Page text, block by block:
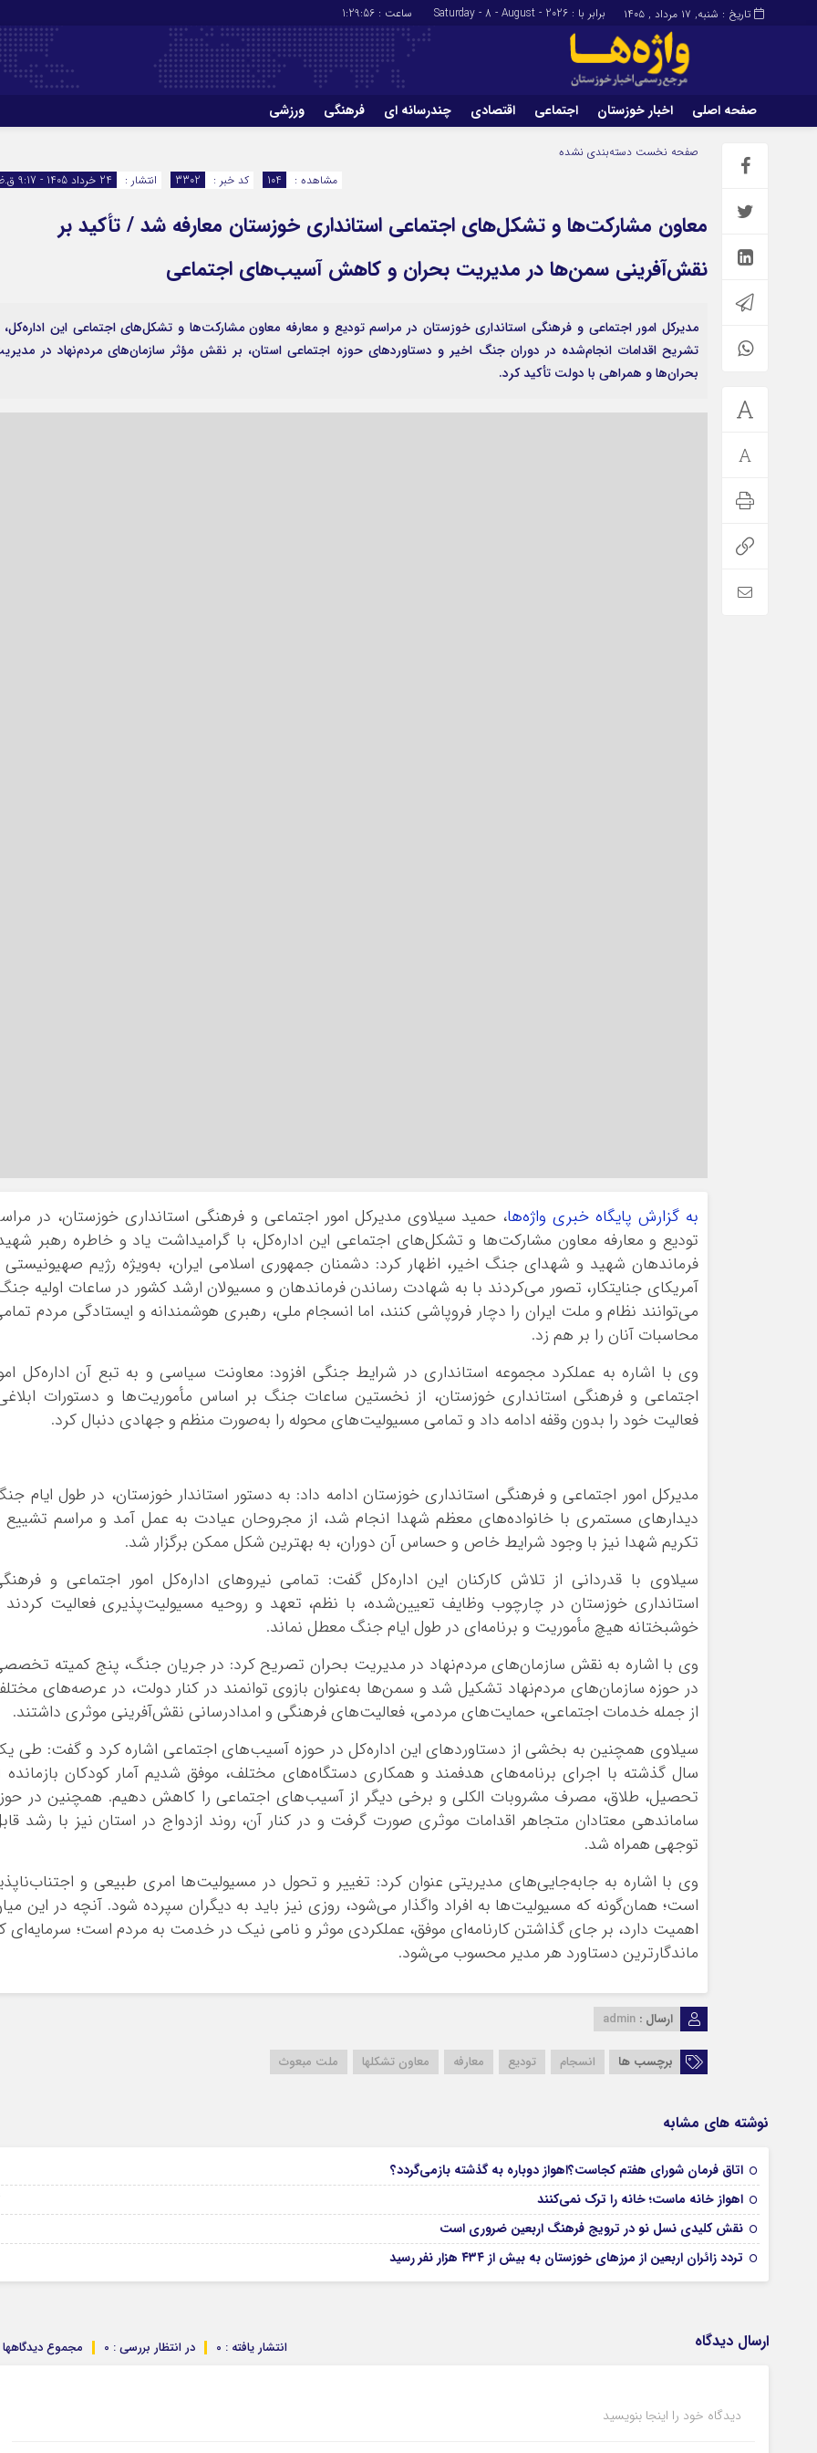
تاریخ : شنبه, ۱۷ مرداد , ۱۴۰۵ برابر با : Saturday - 8 - August - 2026 ساعت : 1:29:56
صفحه اصلی اخبار خوزستان اجتماعی اقتصادی چندرسانه ای فرهنگی ورزشی
برگه نمونهصفحه نخست دسته‌بندی نشده
انتشار :
24 خرداد 1405 - 9:17 ق.ظ کد خبر : 3302 مشاهده : 104
معاون مشارکت‌ها و تشکل‌های اجتماعی استانداری خوزستان معارفه شد / تأکید بر
نقش‌آفرینی سمن‌ها در مدیریت بحران و کاهش آسیب‌های اجتماعی
مدیرکل امور اجتماعی و فرهنگی استانداری خوزستان در مراسم تودیع و معارفه معاون مشارکت‌ها و تشکل‌های اجتماعی این اداره‌کل،
تشریح اقدامات انجام‌شده در دوران جنگ اخیر و دستاوردهای حوزه اجتماعی استان، بر نقش مؤثر سازمان‌های مردم‌نهاد در
بحران‌ها و همراهی با دولت تأکید کرد.
به گزارش پایگاه خبری واژه‌ها، حمید سیلاوی مدیرکل امور اجتماعی و فرهنگی استانداری خوزستان، در
تودیع و معارفه معاون مشارکت‌ها و تشکل‌های اجتماعی این اداره‌کل، با گرامیداشت یاد و خاطره رهبر
فرماندهان شهید و شهدای جنگ اخیر، اظهار کرد: دشمنان جمهوری اسلامی ایران، به‌ویژه رژیم صهیونیستی
آمریکای جنایتکار، تصور می‌کردند با به شهادت رساندن فرماندهان و مسیولان ارشد کشور در ساعات اولیه
می‌توانند نظام و ملت ایران را دچار فروپاشی کنند، اما انسجام ملی، رهبری هوشمندانه و ایستادگی مردم
محاسبات آنان را بر هم زد.
وی با اشاره به عملکرد مجموعه استانداری در شرایط جنگی افزود: معاونت سیاسی و به تبع آن اداره‌کل
اجتماعی و فرهنگی استانداری خوزستان، از نخستین ساعات جنگ بر اساس مأموریت‌ها و دستورات
فعالیت خود را بدون وقفه ادامه داد و تمامی مسیولیت‌های محوله را به‌صورت منظم و جهادی دنبال کرد.
مدیرکل امور اجتماعی و فرهنگی استانداری خوزستان ادامه داد: به دستور استاندار خوزستان، در طول ایام
دیدارهای مستمری با خانواده‌های معظم شهدا انجام شد، از مجروحان عیادت به عمل آمد و مراسم تشییع
تکریم شهدا نیز با وجود شرایط خاص و حساس آن دوران، به بهترین شکل ممکن برگزار شد.
سیلاوی با قدردانی از تلاش کارکنان این اداره‌کل گفت: تمامی نیروهای اداره‌کل امور اجتماعی و
استانداری خوزستان در چارچوب وظایف تعیین‌شده، با نظم، تعهد و روحیه مسیولیت‌پذیری فعالیت کردند
خوشبختانه هیچ مأموریت و برنامه‌ای در طول ایام جنگ معطل نماند.
وی با اشاره به نقش سازمان‌های مردم‌نهاد در مدیریت بحران تصریح کرد: در جریان جنگ، پنج کمیته
در حوزه سازمان‌های مردم‌نهاد تشکیل شد و سمن‌ها به‌عنوان بازوی توانمند در کنار دولت، در عرصه‌های
از جمله خدمات اجتماعی، حمایت‌های مردمی، فعالیت‌های فرهنگی و امدادرسانی نقش‌آفرینی موثری داشتند.
سیلاوی همچنین به بخشی از دستاوردهای این اداره‌کل در حوزه آسیب‌های اجتماعی اشاره کرد و گفت: طی
سال گذشته با اجرای برنامه‌های هدفمند و همکاری دستگاه‌های مختلف، موفق شدیم آمار کودکان بازمانده
تحصیل، طلاق، مصرف مشروبات الکلی و برخی دیگر از آسیب‌های اجتماعی را کاهش دهیم. همچنین در
ساماندهی معتادان متجاهر اقدامات موثری صورت گرفت و در کنار آن، روند ازدواج در استان نیز با رشد
توجهی همراه شد.
وی با اشاره به جابه‌جایی‌های مدیریتی عنوان کرد: تغییر و تحول در مسیولیت‌ها امری طبیعی و
است؛ همان‌گونه که مسیولیت‌ها به افراد واگذار می‌شود، روزی نیز باید به دیگران سپرده شود. آنچه در این
اهمیت دارد، بر جای گذاشتن کارنامه‌ای موفق، عملکردی موثر و نامی نیک در خدمت به مردم است؛ سرمایه‌ای
ماندگارترین دستاورد هر مدیر محسوب می‌شود.
ارسال : admin
برچسب ها انسجام تودیع معارفه معاون تشکلها ملت مبعوث
نوشته های مشابه
اتاق فرمان شورای هفتم کجاست؟اهواز دوباره به گذشته بازمی‌گردد؟
اهواز خانه ماست؛ خانه را ترک نمی‌کنند
نقش کلیدی نسل نو در ترویج فرهنگ اربعین ضروری است
تردد زائران اربعین از مرزهای خوزستان به بیش از ۴۳۴ هزار نفر رسید
ارسال دیدگاه مجموع دیدگاهها در انتظار بررسی : 0 انتشار یافته : 0
دیدگاه خود را اینجا بنویسید